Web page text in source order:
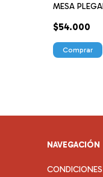
MESA
$54.000
NAVEGACIÓN